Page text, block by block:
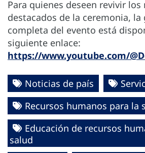
Para quienes deseen revivir
destacados de la ceremonia, la
completa del evento está
siguiente enlace:
https://www.youtube.com/
Noticias de país
Recursos humanos para la
Educación de recursos
salud